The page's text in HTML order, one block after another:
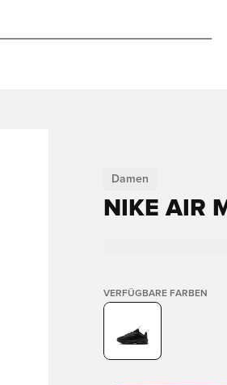
Damen
NIKE AIR
VERFÜGBARE FARBEN